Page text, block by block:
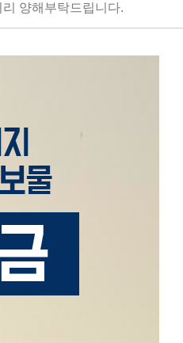
양해부탁드립니다.